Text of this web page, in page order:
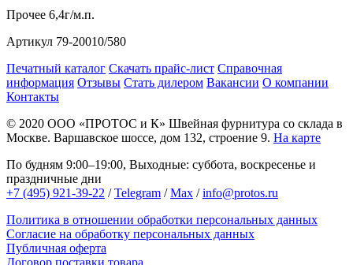
Прочее 6,4г/м.п.
Артикул 79-20010/580
Печатный каталог Скачать прайс-лист Справочная
информация Отзывы Стать дилером Вакансии О компании
Контакты
© 2020 ООО «ПРОТОС и К» Швейная фурнитура со склада в
Москве. Варшавское шоссе, дом 132, строение 9. На карте
По будням 9:00–19:00, Выходные: суббота, воскресенье и
праздничные дни
+7 (495) 921-39-22 /Telegram /Max /info@protos.ru
Политика в отношении обработки персональных данных
Согласие на обработку персональных данных
Публичная оферта